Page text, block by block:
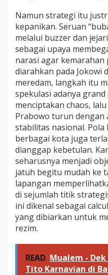
Namun strategi itu
kepanikan. Seruan
melalui buzzer dan
sebagai upaya
narasi agar
diarahkan pada Jokowi
meredam, langkah itu
spekulasi adanya
menciptakan chaos,
Prabowo turun dengan
stabilitas nasional.
berbagai kota juga
dianggap kebetulan.
seharusnya menjadi
jatuh begitu mudah ke
lapangan
di sejumlah titik
ini dikenal sebagai
yang dibiarkan untuk
rezim.
READ Mualem -
Tito Karnavian di